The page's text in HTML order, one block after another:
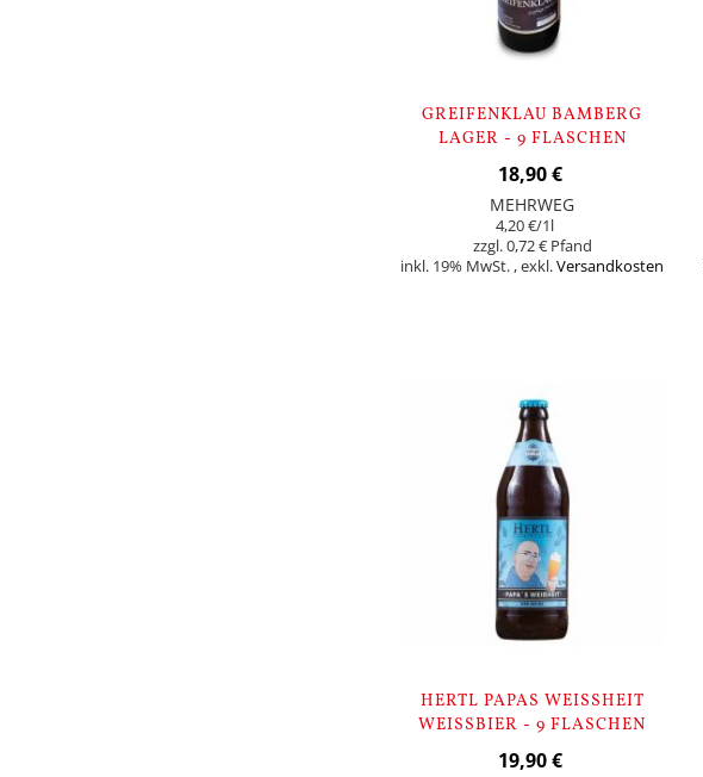
GREIFENKLAU BAMBERG
LAGER - 9 FLASCHEN
18,90 €
MEHRWEG
4,20 €/1l
0,72 €
inkl. 19% MwSt. ,exkl.Versandkosten
HERTL PAPAS WEISSHEIT W
EISSBIER - 9 FLASCHEN
19,90 €